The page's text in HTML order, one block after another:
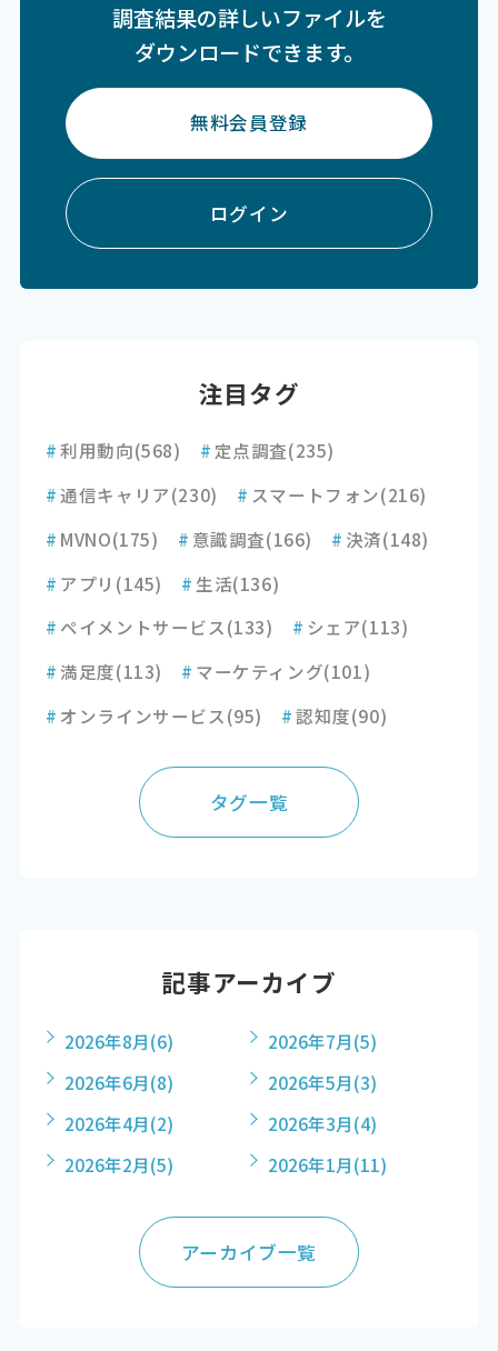
調査結果の詳しいファイルを
ダウンロードできます。
無料会員登録
ログイン
注目タグ
#利用動向(568) # 定点調査(235)
#通信キャリア(230) # スマートフォン(216)
# MVNO(175) # 意識調査(166) # 決済(148)
# アプリ (145) # 生活(136)
# ペイメントサービス(133) # シェア(113)
#満足度(113) # マーケティング(101)
# オンラインサービス(95) #認知度(90)
タグ一覧
記事アーカイブ
2026年8月(6) 2026年7月(5)
2026年6月(8) 2026年5月(3)
2026年4月(2) 2026年3月(4)
2026年2月(5) 2026年1月(11)
アーカイブ一覧